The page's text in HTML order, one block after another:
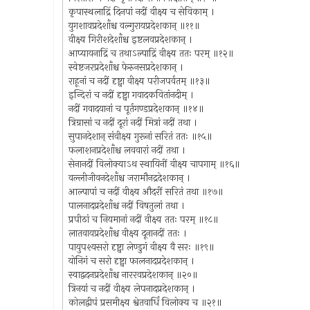
कृपास्थलाद्रिं दिनपां नदीं वीक्ष्य च सेविकाम् ।
युगशावप्रदेशाँश्च वल्गुरायप्रदेशकान् ॥११॥
वीक्ष्य गिरीशदेशाँश्च इष्टलवप्रदेशकान् ।
आप्यायनाद्रिं च तथाऽल्पाद्रिं वीक्ष्य ततः परम् ॥१२॥
स्वेष्टजरप्रदेशाँश्च फेरुनसप्रदेशकान् ।
राहूनां च नदीं दृष्ट्वा वीक्ष्य परीजपर्वतम् ॥१३॥
इन्दिरां च नदीं दृष्ट्वा गवादकवितांनदीम् ।
नदीं गवादयानां च पूर्तगण्डप्रदेशकान् ॥१४॥
त्रिग्रासां च नदीं दूरां नदीं मित्रां नदीं तथा ।
सुपानदेशान् संवीक्ष्य गुरूनां सरितं ततः ॥१५॥
फलाशनप्रदेशाँश्च लववारां नदीं तथा ।
सेनानदीं विलोक्याऽथ स्थायिनीं वीक्ष्य चापगाम् ॥१६॥
वल्लीजीवनदेशाँश्च जरामौनद्रदेशकान् ।
आल्पापां च नदीं वीक्ष्य औदरीं सरितं तथा ॥१७॥
पालनादप्रदेशाँश्च नदीं विषतुलां तथा ।
प्रपीठां च नियमानां नदीं वीक्ष्य ततः परम् ॥१८॥
लातवायप्रदेशाँश्च वीक्ष्य दूनानदीं ततः ।
पायुपश्यसरो दृष्ट्वा लेण्डुगं वीक्ष्य वै सरः ॥१९॥
योनिगं च सरो दृष्ट्वा फालनादप्रदेशकान् ।
स्वाद्वदनप्रदेशाँश्च नाररवप्रदेशकान् ॥२०॥
त्रिनयां च नदीं वीक्ष्य लेपनादप्रदेशकान् ।
कोलद्वीपं प्रसमीक्ष्य श्वेतवार्धिं विलोक्य च ॥२१॥